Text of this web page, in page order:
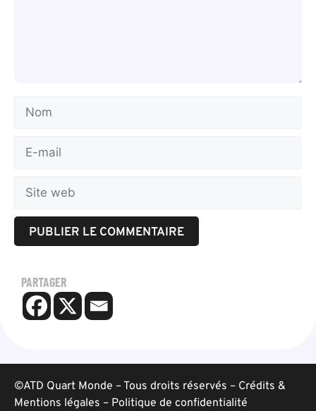
PARTAGER
©ATD Quart Monde – Tous droits réservés – Crédits &
Mentions légales – Politique de confidentialité